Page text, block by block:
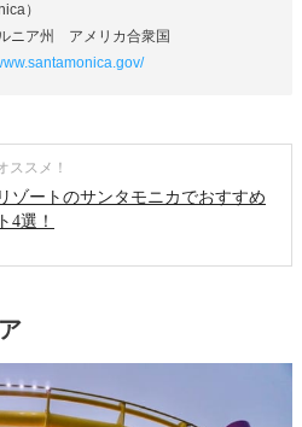
）
ニア州 アメリカ合衆国
ススメ！
ゾートのサンタモニカでおすすめ
4選！